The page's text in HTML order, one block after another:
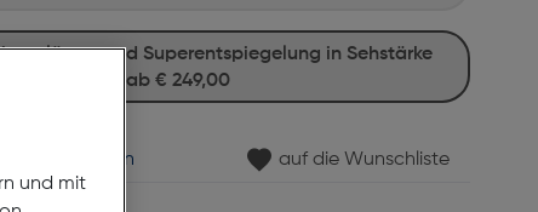
ab€ 249,00
vereinbaren auf die Wunschliste
und mit